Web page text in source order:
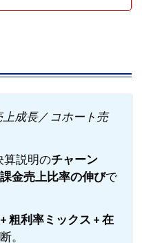
上成長／ コホート売
説明のチャーン
金売上比率の伸びで
粗利率ミックス + 在
。